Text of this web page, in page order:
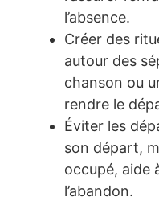
l’absence.
Créer des
autour des
chanson ou
rendre le
Éviter les
son départ,
occupé, aide
l’abandon.